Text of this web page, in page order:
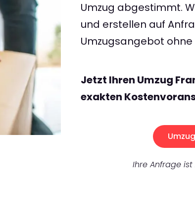
Umzug abgestimmt.
und erstellen auf
Umzugsangebot
Jetzt Ihren Umzug
exakten
Ihre Anfrage ist